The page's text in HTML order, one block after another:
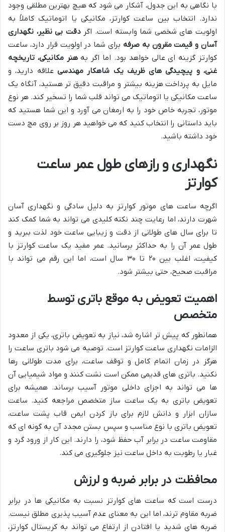
با نگاهی به این جدول، آشکار می شود که هیچ بهترین مطلقی وجود
ندارد. انتخاب بین ساعت کوارتز، مکانیکی یا اتوماتیک کاملاً به
اولویت های شخصی شما وابسته است. اگردقت بی نظیر، نگهداری
آسان و قیمت مقرون به صرفه برای شما در اولویت قرار دارد، ساعت
کوارتز گزینه ای عالی خواهد بود. اما اگر بههنر مکانیکی، تاریخچه
غنی، و پیچیدگی های ظریف یک شاهکار مهندسی علاقه دارید، و
مایل به پرداخت هزینه بیشتر و مراقبت دقیق تر هستید، آنگاه یک
ساعت مکانیکی یا اتوماتیک می تواند قلب شما را تسخیر کند. هر نوع
موتور، تجربه خاص خود را به ارمغان می آورد و این شما هستید که
باید داستانی را انتخاب کنید که می خواهید هر روز بر روی مچ دست
خود داشته باشید.
نگهداری و رازهای طول عمر ساعت
کوارتز
اگرچه ساعت های موتور کوارتز به دلیل سادگی و نگهداری آسان
شهرت دارند، اما رعایت چند نکته کلیدی می تواند به شما کمک کند
تا برای سال های طولانی از دقت و زیبایی ساعت خود لذت ببرید و
طول عمر آن را به حداکثر برسانید. عمر مفید یک ساعت کوارتز با
کیفیت، اغلب بین ۲۰ تا ۳۰ سال است، اما این رقم می تواند با
مراقبت صحیح، حتی بیشتر شود.
اهمیت تعویض به موقع باتری توسط
متخصص
همانطور که پیش تر اشاره شد، نیاز به تعویض باتری، یکی از معدود
الزامات نگهداری ساعت کوارتز است. توصیه می شود باتری ساعت را
هرگز در زمان اتمام کامل و توقف ساعت، برای مدت طولانی رها
نکنید. باتری های قدیمی ممکن است نشت کنند و مواد شیمیایی آن
ها می تواند به اجزای داخلی موتور آسیب برساند. همیشه برای
تعویض باتری به یک ساعت ساز متخصص مراجعه کنید. ساعت
سازان ابزار و دانش لازم برای باز کردن ایمن قاب پشت ساعت،
تعویض باتری با نوع مناسب و سپس بستن مجدد آن به گونه ای که
مقاومت ساعت در برابر آب حفظ شود، را دارند. این کار از ورود گرد و
غبار یا رطوبت به داخل ساعت نیز جلوگیری می کند.
محافظت در برابر ضربه و لرزش
درست است که ساعت های کوارتز نسبت به مکانیکی ها در برابر
ضربه مقاوم ترند، اما این به معنای عدم آسیب پذیری مطلق نیست.
ضربه های شدید یا افتادن از ارتفاع می تواند به کریستال کوارتز،